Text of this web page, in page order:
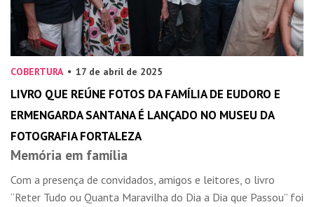
COBERTURA 17 de abril de 2025
LIVRO QUE REÚNE FOTOS DA FAMÍLIA DE EUDORO E
ERMENGARDA SANTANA É LANÇADO NO MUSEU DA
FOTOGRAFIA FORTALEZA
Memória em família
Com a presença de convidados, amigos e leitores, o livro
“Reter Tudo ou Quanta Maravilha do Dia a Dia que Passou” foi